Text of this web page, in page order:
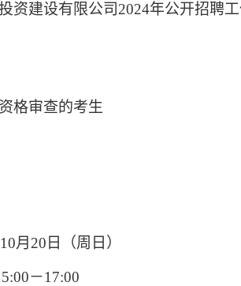
资建设有限公司 2024年公开招聘
格审查的考生
10月 20 日（周 日 ）
:00－1 7:00